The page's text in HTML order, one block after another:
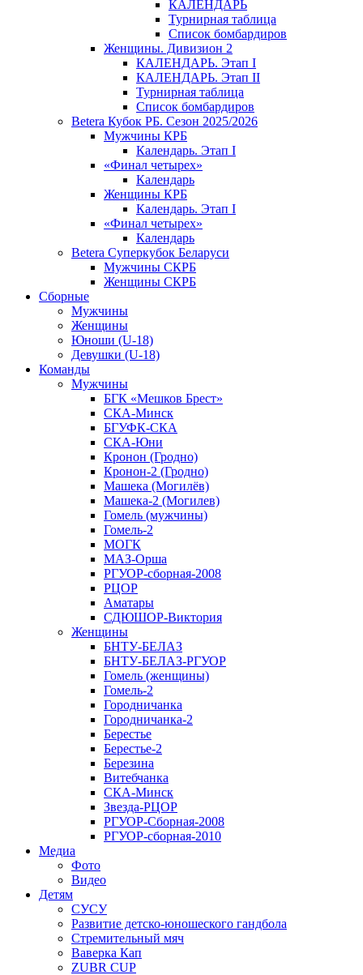
КАЛЕНДАРЬ
Турнирная таблица
Список бомбардиров
Женщины. Дивизион 2
КАЛЕНДАРЬ. Этап I
КАЛЕНДАРЬ. Этап II
Турнирная таблица
Список бомбардиров
Betera Кубок РБ. Сезон 2025/2026
Мужчины КРБ
Календарь. Этап I
«Финал четырех»
Календарь
Женщины КРБ
Календарь. Этап I
«Финал четырех»
Календарь
Betera Суперкубок Беларуси
Мужчины СКРБ
Женщины СКРБ
Сборные
Мужчины
Женщины
Юноши (U-18)
Девушки (U-18)
Команды
Мужчины
БГК «Мешков Брест»
СКА-Минск
БГУФК-СКА
СКА-Юни
Кронон (Гродно)
Кронон-2 (Гродно)
Машека (Могилёв)
Машека-2 (Могилев)
Гомель (мужчины)
Гомель-2
МОГК
МАЗ-Орша
РГУОР-сборная-2008
РЦОР
Аматары
СДЮШОР-Виктория
Женщины
БНТУ-БЕЛАЗ
БНТУ-БЕЛАЗ-РГУОР
Гомель (женщины)
Гомель-2
Городничанка
Городничанка-2
Берестье
Берестье-2
Березина
Витебчанка
СКА-Минск
Звезда-РЦОР
РГУОР-Сборная-2008
РГУОР-сборная-2010
Медиа
Фото
Видео
Детям
СУСУ
Развитие детско-юношеского гандбола
Стремительный мяч
Ваверка Кап
ZUBR CUP